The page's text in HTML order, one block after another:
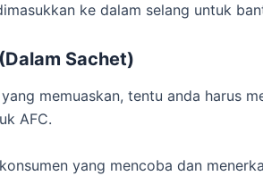
ke dalam selang untuk
Sachet)
memuaskan, tentu anda harus
AFC.
yang mencoba dan